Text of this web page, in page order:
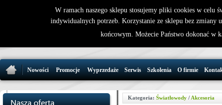
32 721 86
Nowości Promocje Wyprzedaże Serwis Szkolenia O firmie
Kategoria: Światłowody/ Akcesoria
W ramach naszego sklepu stosujemy pliki cookies w celu
indywidualnych potrzeb. Korzystanie ze sklepu bez zmiany
końcowym. Możecie Państwo dokonać w